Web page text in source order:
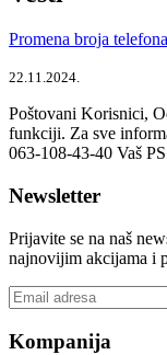
Promena broja telefona
22.11.2024.
Poštovani Korisnici,
funkciji. Za sve
063-108-43-40 Vaš
Newsletter
Prijavite se na naš
najnovijim akcijama i
Kompanija